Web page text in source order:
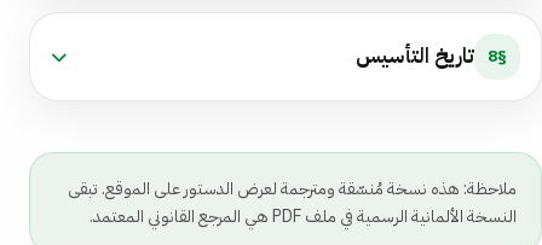
§8 تاريخ التأسيس
ملاحظة: هذه نسخة مُنسّقة ومترجمة لعرض الدستور على الموقع. تبقى
النسخة الألمانية الرسمية في ملف PDF هي المرجع القانوني المعتمد.